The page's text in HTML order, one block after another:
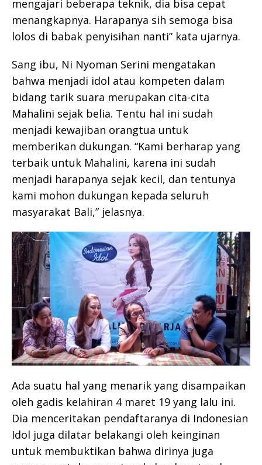
mengajari beberapa teknik, dia bisa cepat
menangkapnya. Harapanya sih semoga bisa
lolos di babak penyisihan nanti” kata ujarnya.
Sang ibu, Ni Nyoman Serini mengatakan
bahwa menjadi idol atau kompeten dalam
bidang tarik suara merupakan cita-cita
Mahalini sejak belia. Tentu hal ini sudah
menjadi kewajiban orangtua untuk
memberikan dukungan. “Kami berharap yang
terbaik untuk Mahalini, karena ini sudah
menjadi harapanya sejak kecil, dan tentunya
kami mohon dukungan kepada seluruh
masyarakat Bali,” jelasnya.
Ada suatu hal yang menarik yang disampaikan
oleh gadis kelahiran 4 maret 19 yang lalu ini.
Dia menceritakan pendaftaranya di Indonesian
Idol juga dilatar belakangi oleh keinginan
untuk membuktikan bahwa dirinya juga